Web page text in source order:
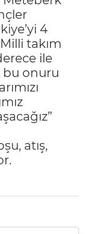
4
takım
ile
bu onuru
atış,